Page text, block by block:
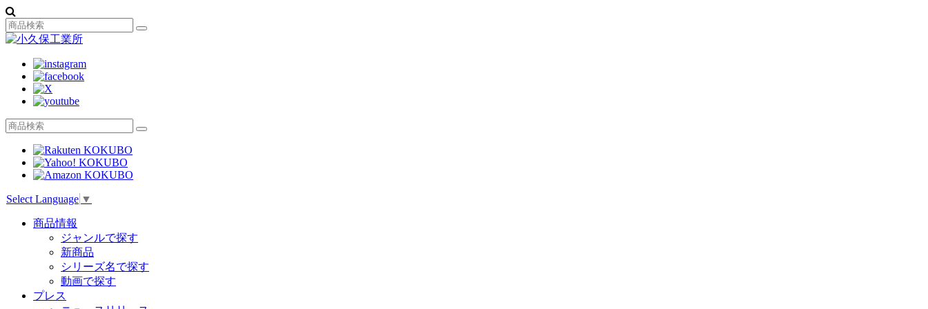
Select Language ▼
商品情報
ジャンルで探す
新商品
シリーズ名で探す
動画で探す
プレス